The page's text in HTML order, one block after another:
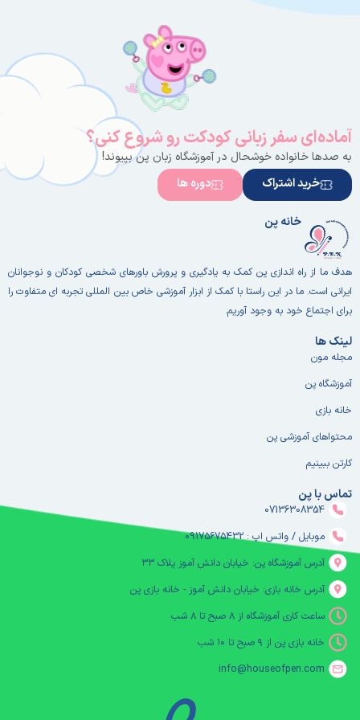
همه‌ی سنین
فرهنگ چینی
آماده‌ای سفر زبانی کودکت رو شروع کنی؟
به صدها خانواده خوشحال در آموزشگاه زبان پن بپیوند!
خرید اشتراک
دوره ها
خانه پن
هدف ما از راه اندازی پن کمک به یادگیری و پرورش باورهای شخصی کودکان و نوجوانان
ایرانی است. ما در این راستا با کمک از ابزار آموزشی خاص بین المللی تجربه ای متفاوت را
برای اجتماع خود به وجود آوریم.
لینک ها
مجله مون
آموزشگاه پن
خانه بازی
محتواهای آموزشی پن
کارتن ببینیم
تماس با پن
07136308354
موبایل / واتس اپ : 09175675432
آدرس آموزشگاه پن: خیابان دانش آموز پلاک ۳۳
آدرس خانه بازی: خیابان دانش آموز - خانه بازی پن
ساعت کاری آموزشگاه از ۸ صبح تا ۸ شب
خانه بازی پن از ۹ صبح تا ۱۰ شب
info@houseofpen.com